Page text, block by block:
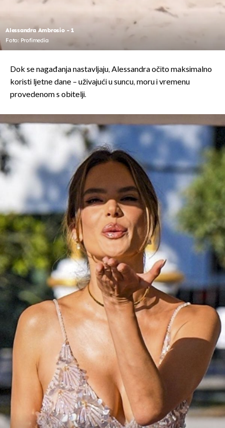
Alessandra Ambrosio - 1
Foto: Profimedia
Dok se nagađanja nastavljaju, Alessandra očito maksimalno
koristi ljetne dane – uživajući u suncu, moru i vremenu
provedenom s obitelji.